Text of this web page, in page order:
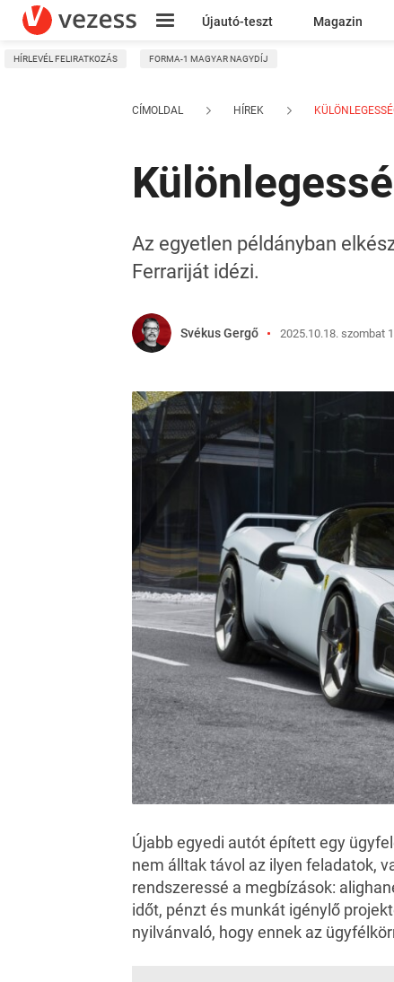
Újautó-teszt Magazin
Kresz
HÍRLEVÉL FELIRATKOZÁS FORMA-1 MAGYAR NAGYDÍJ
CÍMOLDAL HÍREK
Az egyetlen példányban
Ferrariját idézi.
Svékus Gergő 2025.10.18. szombat
Újabb egyedi autót épített egy
nem álltak távol az ilyen feladatok,
rendszeressé a megbízások:
időt, pénzt és munkát igénylő
nyilvánvaló, hogy ennek az